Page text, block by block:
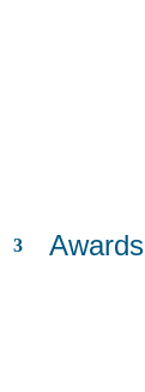
Awards